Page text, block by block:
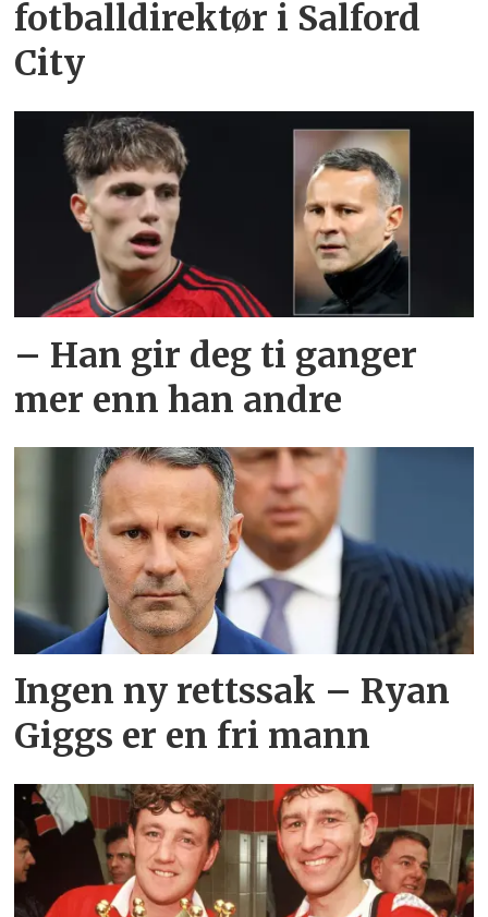
fotballdirektør i Salford
City
– Han gir deg ti ganger
mer enn han andre
Ingen ny rettssak – Ryan
Giggs er en fri mann